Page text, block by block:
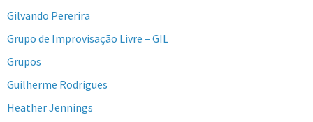
Gilvando Pererira
Grupo de Improvisação Livre – GIL
Grupos
Guilherme Rodrigues
Heather Jennings